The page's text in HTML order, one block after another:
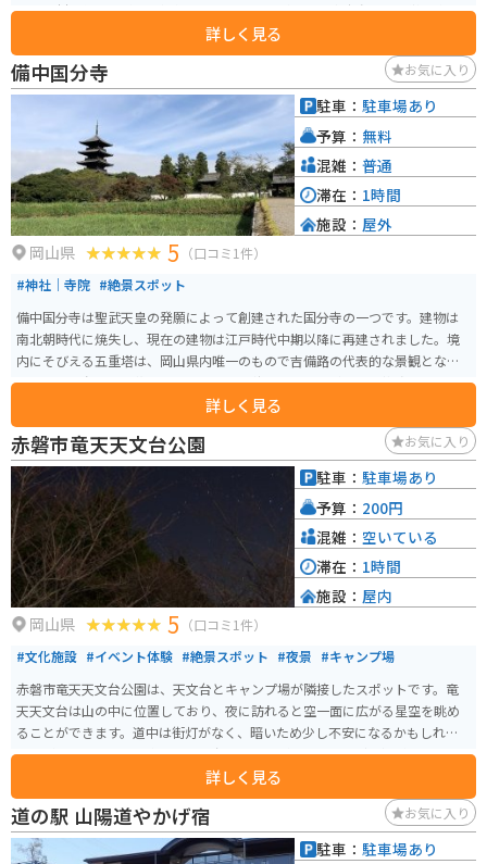
地元食材を使った料理を提供するレストランがあり、東広島市の味覚を楽し
むことができます。特におすすめは、地元産の猪肉を使った「猪肉丼」や、
東広島市名産の「賀茂泉酒造の日本酒」です。 バイクで訪れる場合、道の駅
には広い駐車場が完備されているので安心です。周辺には、歴史を感じられ
る白龍城跡や、自然豊かな帝釈峡など、観光スポットも充実しています。道の
駅を拠点に、東広島市の魅力を満喫してみてください。
詳しく見る
備中国分寺 お気に入り
岡山県 5 （口コミ1件）
#神社｜寺院 #絶景スポット
備中国分寺は聖武天皇の発願によって創建された国分寺の一つです。建物は
南北朝時代に焼失し、現在の建物は江戸時代中期以降に再建されました。境
内にそびえる五重塔は、岡山県内唯一のもので吉備路の代表的な景観となっ
ています。春は菜の花、夏はひまわり、秋はコスモスが周囲に栽培されて備
中国分寺を見せてくれます。また夕焼けも大変美しく、多くのカメラマンも
訪れます。
詳しく見る
駐車： 駐車場あり
予算： 無料
混雑： 普通
滞在： 1時間
施設： 屋外
赤磐市竜天天文台公園 お気に入り
岡山県 5 （口コミ1件）
#文化施設 #イベント体験 #絶景スポット #夜景 #キャンプ場
赤磐市竜天天文台公園は、天文台とキャンプ場が隣接したスポットです。竜
天天文台は山の中に位置しており、夜に訪れると空一面に広がる星空を眺め
ることができます。道中は街灯がなく、暗いため少し不安になるかもしれま
せんが、頑張って山を進むと天文台の入り口が現れます。（看板が目立たな
観察することができます。スタッフも丁寧な方で、星の説明をしてくれます。
この天文台は自然のプラネタリウムを楽しむことができる素敵なスポットで
す。天気が悪い場合は観望会が中止されることもあるので、HPや電話で事前
詳しく見る
駐車： 駐車場あり
予算： 200円
混雑： 空いている
滞在： 1時間
施設： 屋内
道の駅 山陽道やかげ宿 お気に入り
駐車： 駐車場あり